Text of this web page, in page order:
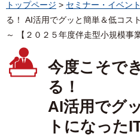
トップページ > セミナー・イベント
る！ AI活用でグッと簡単＆低コス
～ 【２０２５年度伴走型小規模事
今度こそで
る！
AI活用でグ
トになった